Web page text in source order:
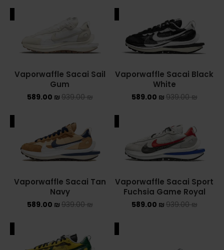
ASICS EX-89
ASICS ONITSUKA TIGER
ALEXANDER MCQUEEN
CONVERSE
DR MARTENS
NEW BALANCE
Vaporwaffle Sacai Black
White
939.00₪
589.00 ₪
Vaporwaffle Sacai Sail
Gum
939.00₪
589.00 ₪
Vaporwaffle Sacai Sport
Fuchsia Game Royal
939.00₪
589.00 ₪
Vaporwaffle Sacai Tan
Navy
939.00₪
589.00 ₪